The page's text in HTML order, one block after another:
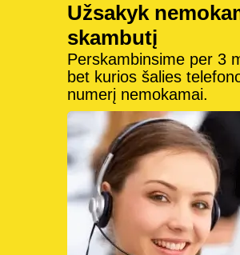
Užsakyk
skambutį
Perskambinsime per 3
bet kurios šalies
numerį nemokamai.